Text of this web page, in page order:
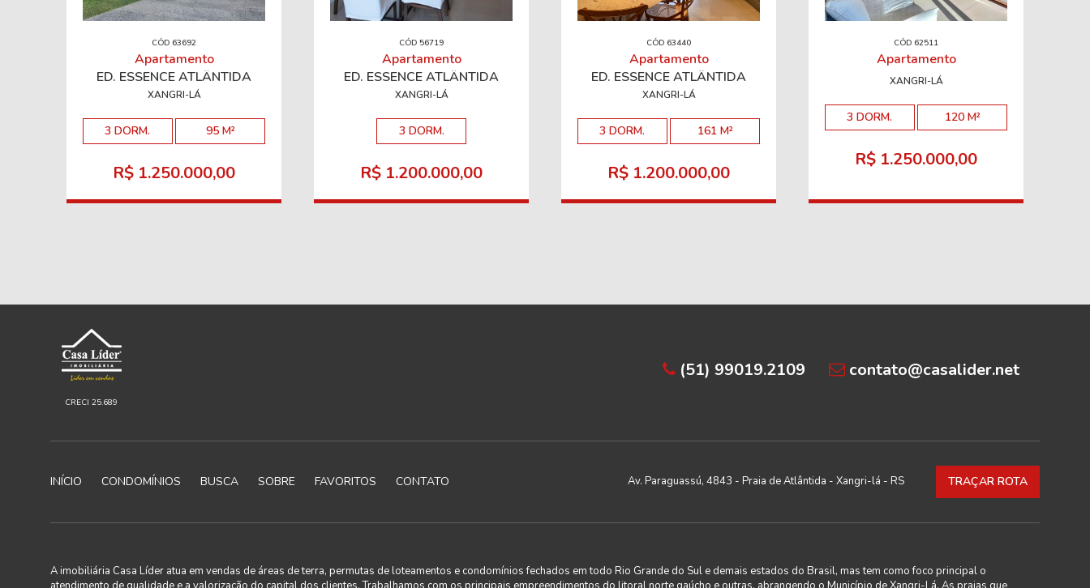
CÓD 63692
Apartamento
ED. ESSENCE ATLÂNTIDA
XANGRI-LÁ
3 DORM. 95 M²
R$ 1.250.000,00
CÓD 56719
Apartamento
ED. ESSENCE ATLÂNTIDA
XANGRI-LÁ
3 DORM.
R$ 1.200.000,00
CÓD 63440
Apartamento
ED. ESSENCE ATLÂNTIDA
XANGRI-LÁ
3 DORM. 161 M²
R$ 1.200.000,00
CÓD 62511
Apartamento
XANGRI-LÁ
3 DORM. 120 M²
R$ 1.250.000,00
CRECI 25.689
(51) 99019.2109 contato@casalider.net
INÍCIO CONDOMÍNIOS BUSCA SOBRE FAVORITOS CONTATO Av. Paraguassú, 4843 - Praia de Atlântida - Xangri-lá - RS TRAÇAR ROTA
A imobiliária Casa Líder atua em vendas de áreas de terra, permutas de loteamentos e condomínios fechados em todo Rio Grande do Sul e demais estados do Brasil, mas tem como foco principal o